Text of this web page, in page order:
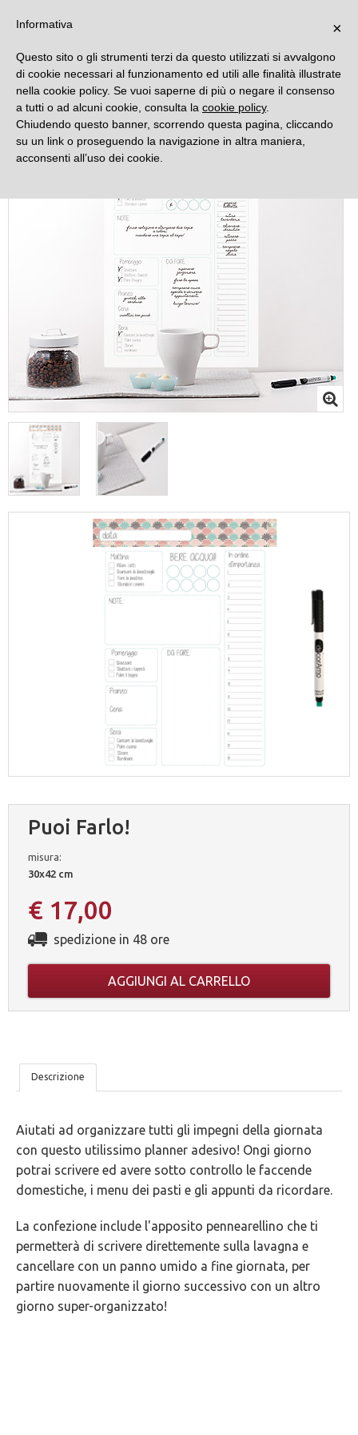
Novità
Puoi Farlo!
misura:
30x42 cm
€ 17,00
spedizione in 48 ore
AGGIUNGI AL CARRELLO
LE
5
GARANZIE
Descrizione
Aiutati ad organizzare tutti gli impegni della giornata
con questo utilissimo planner adesivo! Ongi giorno
potrai scrivere ed avere sotto controllo le faccende
domestiche, i menu dei pasti e gli appunti da ricordare.
La confezione include l'apposito pennearellino che ti
permetterà di scrivere direttemente sulla lavagna e
cancellare con un panno umido a fine giornata, per
partire nuovamente il giorno successivo con un altro
giorno super-organizzato!
×
Informativa
Questo sito o gli strumenti terzi da questo utilizzati si avvalgono
di cookie necessari al funzionamento ed utili alle finalità illustrate
nella cookie policy. Se vuoi saperne di più o negare il consenso
a tutti o ad alcuni cookie, consulta la cookie policy.
Chiudendo questo banner, scorrendo questa pagina, cliccando
su un link o proseguendo la navigazione in altra maniera,
acconsenti all’uso dei cookie.